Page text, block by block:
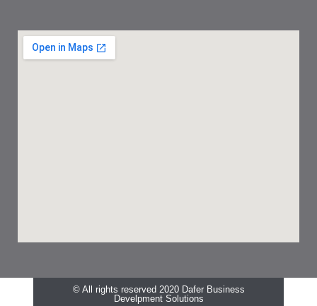
© All rights reserved 2020 Dafer Business
Develpment Solutions